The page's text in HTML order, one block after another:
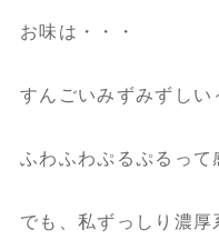
お味は・・・
すんごいみずみずし
ふわふわぷるぷるって
でも、私ずっしり濃厚